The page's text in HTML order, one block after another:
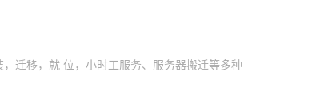
迁移，就 位，小时工服务、服务器搬迁等多种